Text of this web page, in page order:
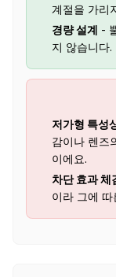
계절을 가리
경량 설계 -
지 않습니다.
저가형 특성
감이나 렌즈
이에요.
차단 효과 체
이라 그에